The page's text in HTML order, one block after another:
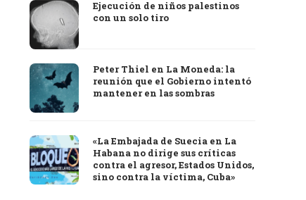
Ejecución de niños palestinos
con un solo tiro
Peter Thiel en La Moneda: la
reunión que el Gobierno intentó
mantener en las sombras
«La Embajada de Suecia en La
Habana no dirige sus críticas
contra el agresor, Estados Unidos,
sino contra la víctima, Cuba»